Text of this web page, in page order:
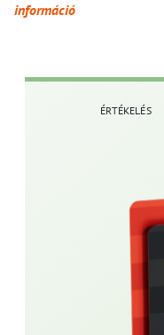
információ
ÉRTÉKELÉS